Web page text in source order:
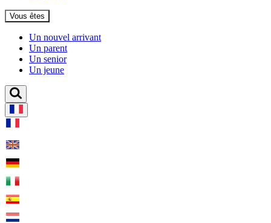
Vous êtes
Un nouvel arrivant
Un parent
Un senior
Un jeune